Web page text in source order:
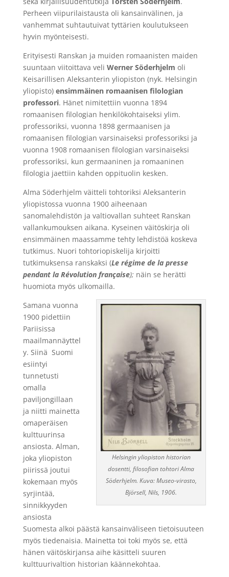
Perheen viipurilaistausta oli kansainvälinen, ja
vanhemmat suhtautuivat tyttärien koulutukseen
hyvin myönteisesti.
Erityisesti Ranskan ja muiden romaanisten maiden
suuntaan viitoittava veli Werner Söderhjelm oli
Keisarillisen Aleksanterin yliopiston (nyk. Helsingin
yliopisto)ensimmäinen romaanisen filologian
professori. Hänet nimitettiin vuonna 1894
romaanisen filologian henkilökohtaiseksi ylim.
professoriksi, vuonna 1898 germaanisen ja
romaanisen filologian varsinaiseksi professoriksi ja
vuonna 1908 romaanisen filologian varsinaiseksi
professoriksi, kun germaaninen ja romaaninen
filologia jaettiin kahden oppituolin kesken.
Alma Söderhjelm väitteli tohtoriksi Aleksanterin
yliopistossa vuonna 1900 aiheenaan
sanomalehdistön ja valtiovallan suhteet Ranskan
vallankumouksen aikana. Kyseinen väitöskirja oli
ensimmäinen maassamme tehty lehdistöä koskeva
tutkimus. Nuori tohtoriopiskelija kirjoitti
tutkimuksensa ranskaksi (Le régime de la presse
pendant la Révolution française); näin se herätti
huomiota myös ulkomailla.
Helsingin yliopiston historian
dosentti, filosofian tohtori Alma
Söderhjelm. Kuva: Museo-virasto,
Björsell, Nils, 1906.
Samana vuonna
1900 pidettiin
Pariisissa
maailmannäyttel
y. Siinä Suomi
esiintyi
tunnetusti
omalla
paviljongillaan
ja niitti mainetta
omaperäisen
kulttuurinsa
ansiosta. Alman,
joka yliopiston
piirissä joutui
kokemaan myös
syrjintää,
sinnikkyyden
ansiosta
Suomesta alkoi päästä kansainväliseen tietoisuuteen
myös tiedenaisia. Mainetta toi toki myös se, että
hänen väitöskirjansa aihe käsitteli suuren
kulttuurivaltion historian käännekohtaa.